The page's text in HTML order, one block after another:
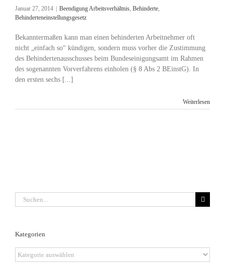
Januar 27, 2014 Beendigung Arbeitsverhältnis, Behinderte,
Behinderteneinstellungsgesetz
Bekanntermaßen kann man einen behinderten Arbeitnehmer oft
nicht „einfach so“ kündigen, sondern muss vorher die Zustimmung
des Behindertenausschusses beim Bundeseinigungsamt im Rahmen
des sogenannten Vorverfahrens einholen (§ 8 Abs 2 BEinstG). In
den ersten sechs [...]
Weiterlesen
Suche
nach:
Kategorien
Kategorien